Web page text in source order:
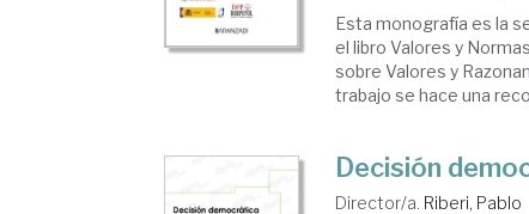
Esta monografía es la
el libro Valores y
sobre Valores y
trabajo se hace una
Decisión
Director/a. Riberi, Pablo